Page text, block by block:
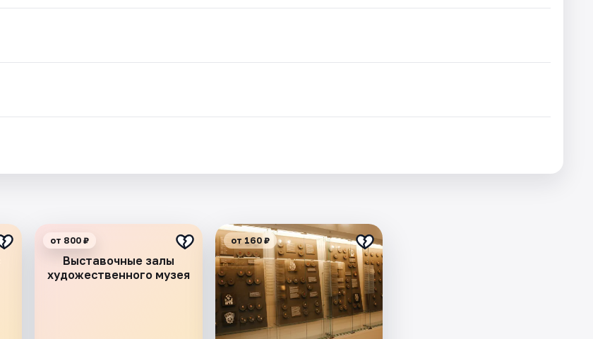
Выставочные залы
художественного музея
от 800 ₽ от 160 ₽